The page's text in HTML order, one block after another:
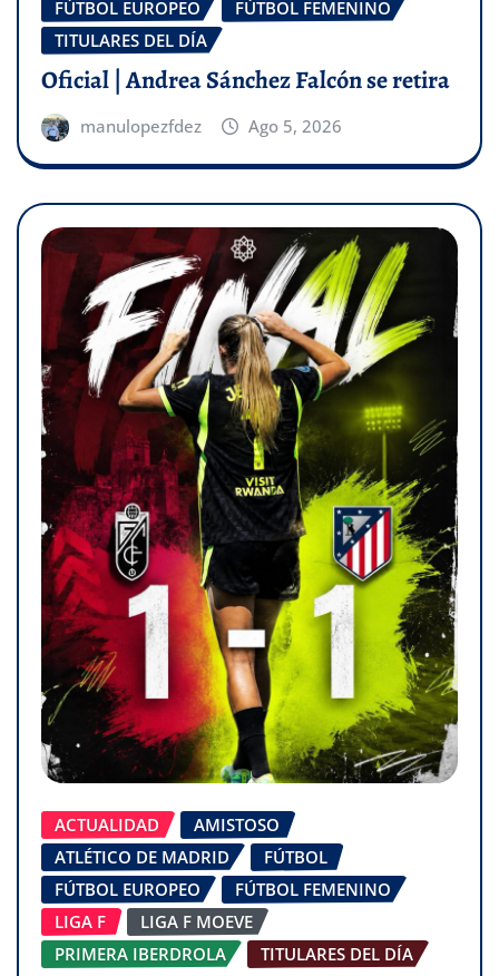
FÚTBOL EUROPEO
FÚTBOL FEMENINO
TITULARES DEL DÍA
Oficial | Andrea Sánchez Falcón se retira
manulopezfdez Ago 5, 2026
ACTUALIDAD
AMISTOSO
ATLÉTICO DE MADRID
FÚTBOL
FÚTBOL EUROPEO
FÚTBOL FEMENINO
LIGA F
LIGA F MOEVE
PRIMERA IBERDROLA
TITULARES DEL DÍA